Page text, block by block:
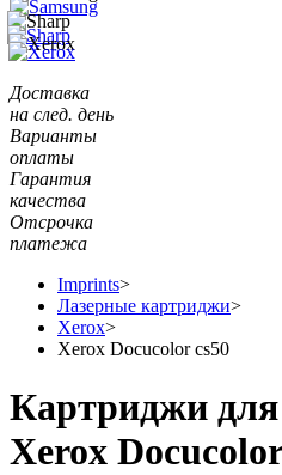
Доставка
на след. день
Варианты
оплаты
Гарантия
качества
Отсрочка
платежа
Imprints>
Лазерные картриджи>
Xerox>
Xerox Docucolor cs50
Картриджи для
Xerox